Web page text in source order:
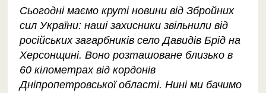
Сьогодні маємо круті новини від Збройних
сил України: наші захисники звільнили від
російських загарбників село Давидів Брід на
Херсонщині. Воно розташоване близько в
60 кілометрах від кордонів
Дніпропетровської області. Нині ми бачимо